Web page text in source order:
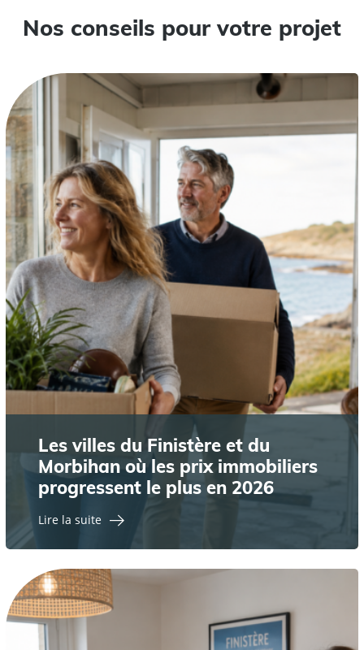
Nos conseils pour votre projet
Les villes du Finistère et du
Morbihan où les prix immobiliers
progressent le plus en 2026
Lire la suite